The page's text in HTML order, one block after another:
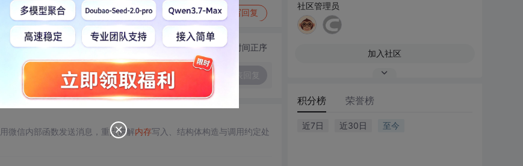
转发到动态 举报 写回复
切换为时间正序
微信内部函数发送消息，重点讲解内存写入、结构体构造与调用约定处
社区管理员
加入社区
积分榜 荣誉榜
近7日 近30日 至今